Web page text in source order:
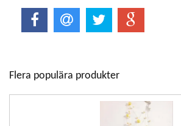
Flera populära produkter